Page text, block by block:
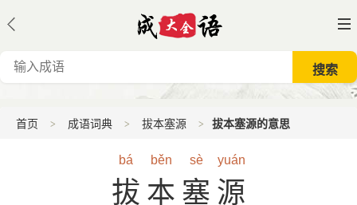
首页 成语词典 拔本塞源 拔本塞源的意思
bá běn sè yuán
拔本塞源